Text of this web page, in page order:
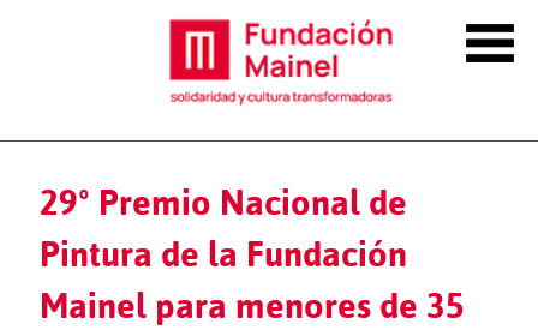
29º Premio Nacional de
Pintura de la Fundación
Mainel para menores de 35